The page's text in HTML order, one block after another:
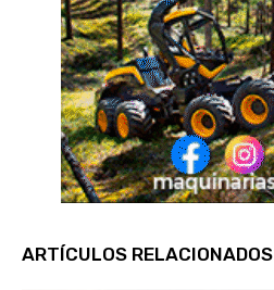
ARTÍCULOS RELACIONADOS